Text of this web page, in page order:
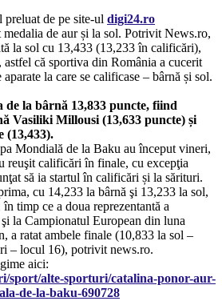
preluat de pe site-ul digi24.ro
medalia de aur și la sol. Potrivit News.ro,
la sol cu 13,433 (13,233 în calificări),
că sportiva din România a cucerit
la care se calificase – bârnă și sol.
la bârnă 13,833 puncte, fiind
Vasiliki Millousi (13,633 puncte) și
(13,433).
Mondială de la Baku au început vineri,
reuşit calificări în finale, cu excepţia
să ia startul în calificări și la sărituri.
cu 14,233 la bârnă şi 13,233 la sol,
timp ce a doua reprezentantă a
la Campionatul European din luna
a ratat ambele finale (10,833 la sol –
– locul 16), potrivit news.ro.
aici:
sport/alte-sporturi/catalina-ponor-aur-
de-la-baku-690728